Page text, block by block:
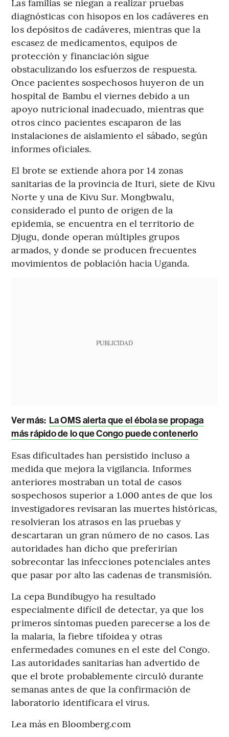
diagnósticas con hisopos en los cadáveres en
los depósitos de cadáveres, mientras que la
escasez de medicamentos, equipos de
protección y financiación sigue
obstaculizando los esfuerzos de respuesta.
Once pacientes sospechosos huyeron de un
hospital de Bambu el viernes debido a un
apoyo nutricional inadecuado, mientras que
otros cinco pacientes escaparon de las
instalaciones de aislamiento el sábado, según
informes oficiales.
El brote se extiende ahora por 14 zonas
sanitarias de la provincia de Ituri, siete de Kivu
Norte y una de Kivu Sur. Mongbwalu,
considerado el punto de origen de la
epidemia, se encuentra en el territorio de
Djugu, donde operan múltiples grupos
armados, y donde se producen frecuentes
movimientos de población hacia Uganda.
PUBLICIDAD
Ver más: La OMS alerta que el ébola se propaga
más rápido de lo que Congo puede contenerlo
Esas dificultades han persistido incluso a
medida que mejora la vigilancia. Informes
anteriores mostraban un total de casos
sospechosos superior a 1.000 antes de que los
investigadores revisaran las muertes históricas,
resolvieran los atrasos en las pruebas y
descartaran un gran número de no casos. Las
autoridades han dicho que preferirían
sobrecontar las infecciones potenciales antes
que pasar por alto las cadenas de transmisión.
La cepa Bundibugyo ha resultado
especialmente difícil de detectar, ya que los
primeros síntomas pueden parecerse a los de
la malaria, la fiebre tifoidea y otras
enfermedades comunes en el este del Congo.
Las autoridades sanitarias han advertido de
que el brote probablemente circuló durante
semanas antes de que la confirmación de
laboratorio identificara el virus.
Lea más en Bloomberg.com